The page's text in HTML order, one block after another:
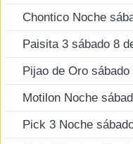
Chontico Noche
Paisita 3 sábado 8
Pijao de Oro
Motilon Noche
Pick 3 Noche